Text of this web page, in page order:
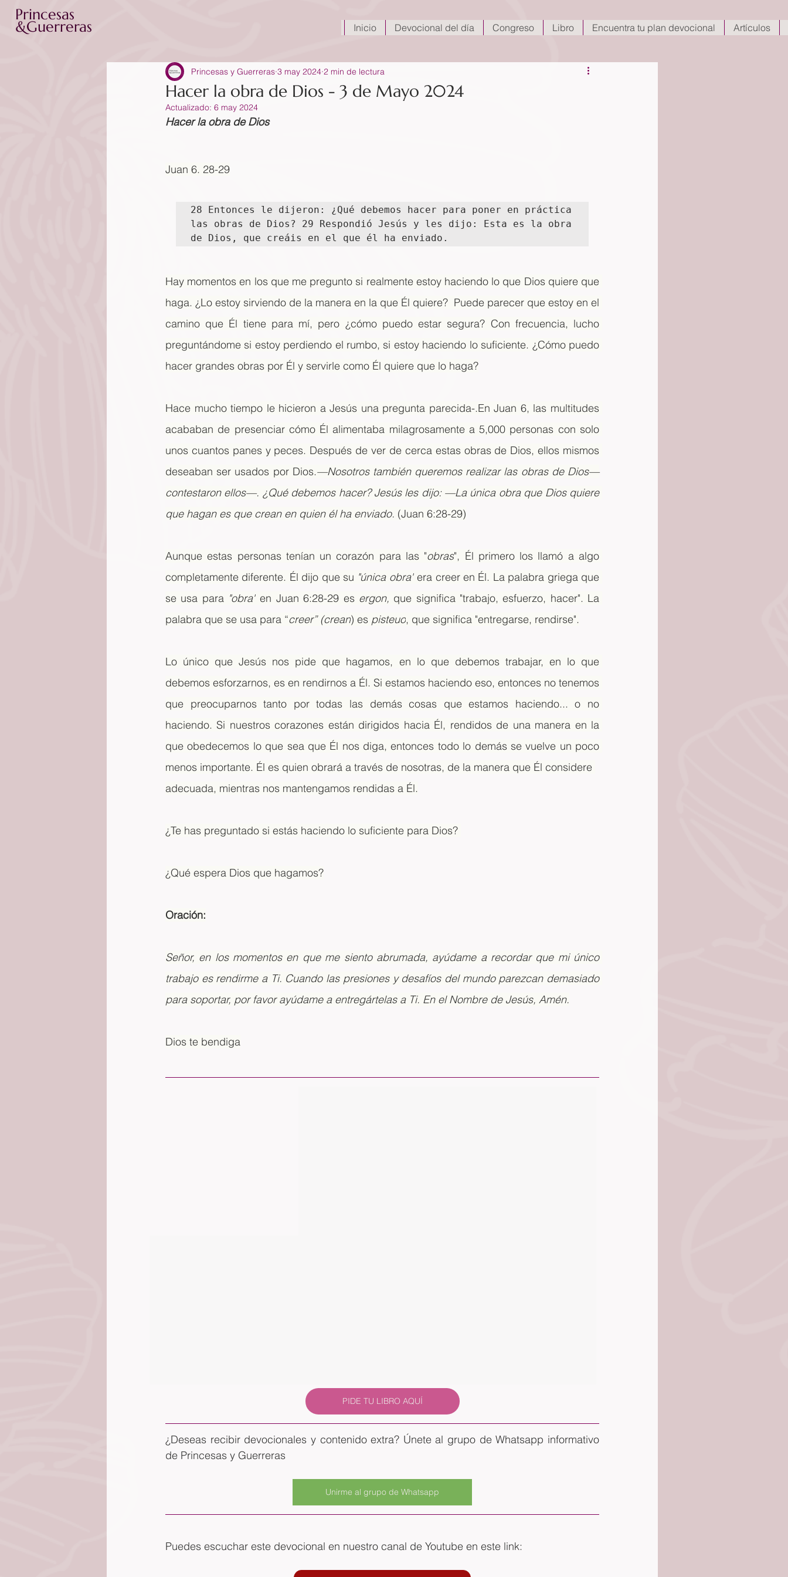
Princesas
&Guerreras Inicio Devocional del día Congreso Libro Encuentra tu plan devocional Artículos
Hacer la obra de Dios - 3 de Mayo 2024
Princesas y Guerreras 3 may 2024 2 min de lectura
Actualizado: 6 may 2024
Hacer la obra de Dios
Juan 6. 28-29
28 Entonces le dijeron: ¿Qué debemos hacer para poner en práctica
las obras de Dios? 29 Respondió Jesús y les dijo: Esta es la obra
de Dios, que creáis en el que él ha enviado.
Hay momentos en los que me pregunto si realmente estoy haciendo lo que Dios quiere que
haga. ¿Lo estoy sirviendo de la manera en la que Él quiere?  Puede parecer que estoy en el
camino que Él tiene para mí, pero ¿cómo puedo estar segura? Con frecuencia, lucho
preguntándome si estoy perdiendo el rumbo, si estoy haciendo lo suficiente. ¿Cómo puedo
hacer grandes obras por Él y servirle como Él quiere que lo haga?
Hace mucho tiempo le hicieron a Jesús una pregunta parecida-.En Juan 6, las multitudes
acababan de presenciar cómo Él alimentaba milagrosamente a 5,000 personas con solo
unos cuantos panes y peces. Después de ver de cerca estas obras de Dios, ellos mismos
deseaban ser usados por Dios.—Nosotros también queremos realizar las obras de Dios—
contestaron ellos—. ¿Qué debemos hacer? Jesús les dijo: —La única obra que Dios quiere
que hagan es que crean en quien él ha enviado. (Juan 6:28-29)
Aunque estas personas tenían un corazón para las "obras", Él primero los llamó a algo
completamente diferente. Él dijo que su "única obra" era creer en Él. La palabra griega que
se usa para "obra" en Juan 6:28-29 es ergon, que significa "trabajo, esfuerzo, hacer". La
palabra que se usa para “creer” (crean) es pisteuo, que significa "entregarse, rendirse".
Lo único que Jesús nos pide que hagamos, en lo que debemos trabajar, en lo que
debemos esforzarnos, es en rendirnos a Él. Si estamos haciendo eso, entonces no tenemos
que preocuparnos tanto por todas las demás cosas que estamos haciendo... o no
haciendo. Si nuestros corazones están dirigidos hacia Él, rendidos de una manera en la
que obedecemos lo que sea que Él nos diga, entonces todo lo demás se vuelve un poco
menos importante. Él es quien obrará a través de nosotras, de la manera que Él considere
adecuada, mientras nos mantengamos rendidas a Él.
¿Te has preguntado si estás haciendo lo suficiente para Dios?
¿Qué espera Dios que hagamos?
Oración:
Señor, en los momentos en que me siento abrumada, ayúdame a recordar que mi único
trabajo es rendirme a Ti. Cuando las presiones y desafíos del mundo parezcan demasiado
para soportar, por favor ayúdame a entregártelas a Ti. En el Nombre de Jesús, Amén.
Dios te bendiga
PIDE TU LIBRO AQUÍ
¿Deseas recibir devocionales y contenido extra? Únete al grupo de Whatsapp informativo
de Princesas y Guerreras
Unirme al grupo de Whatsapp
Puedes escuchar este devocional en nuestro canal de Youtube en este link: